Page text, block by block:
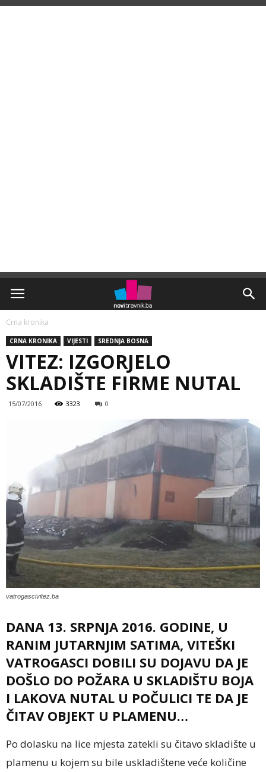
Crna kronika
CRNA KRONIKA VIJESTI SREDNJA BOSNA
VITEZ: IZGORJELO
SKLADIŠTE FIRME NUTAL
15/07/2016 3323 0
vatrogascivitez.ba
DANA 13. SRPNJA 2016. GODINE, U
RANIM JUTARNJIM SATIMA, VITEŠKI
VATROGASCI DOBILI SU DOJAVU DA JE
DOŠLO DO POŽARA U SKLADIŠTU BOJA
I LAKOVA NUTAL U POČULICI TE DA JE
ČITAV OBJEKT U PLAMENU…
Po dolasku na lice mjesta zatekli su čitavo skladište u
plamenu u kojem su bile uskladištene veće količine